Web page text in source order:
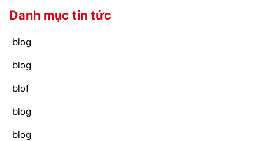
Danh mục tin tức
blog
blog
blof
blog
blog